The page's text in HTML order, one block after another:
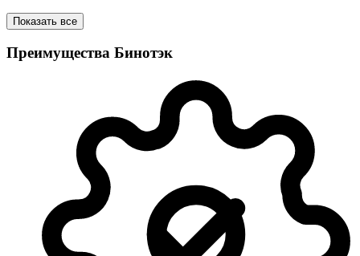
Показать все
Преимущества Бинотэк